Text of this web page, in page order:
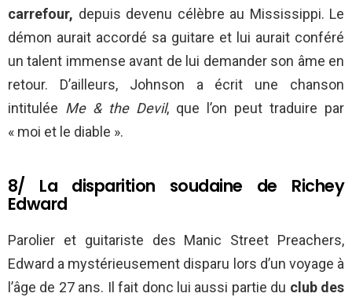
carrefour, depuis devenu célèbre au Mississippi. Le
démon aurait accordé sa guitare et lui aurait conféré
un talent immense avant de lui demander son âme en
retour. D’ailleurs, Johnson a écrit une chanson
intitulée Me & the Devil, que l’on peut traduire par
« moi et le diable ».
8/ La disparition soudaine de Richey
Edward
Parolier et guitariste des Manic Street Preachers,
Edward a mystérieusement disparu lors d’un voyage à
l’âge de 27 ans. Il fait donc lui aussi partie du club des